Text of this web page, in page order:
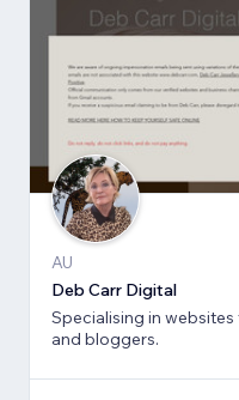
AU
Deb Carr Digital
Specialising in
and bloggers.